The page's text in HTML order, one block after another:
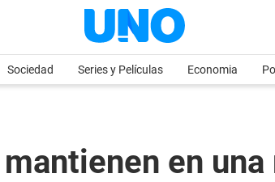
Sociedad Series y Películas Economia
en